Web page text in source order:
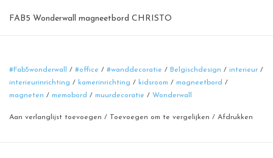
FAB5 Wonderwall magneetbord CHRISTO
materiaal: powder coated staal
#Fab5wonderwall / #office / #wanddecoratie / Belgischdesign / interieur /
interieurinrichting / kamerinrichting / kidsroom / magneetbord /
magneten / memobord / muurdecoratie / Wonderwall
Aan verlanglijst toevoegen / Toevoegen om te vergelijken / Afdrukken